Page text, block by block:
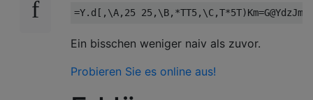
Ein bisschen weniger naiv als zuvor.
Probieren Sie es online aus!